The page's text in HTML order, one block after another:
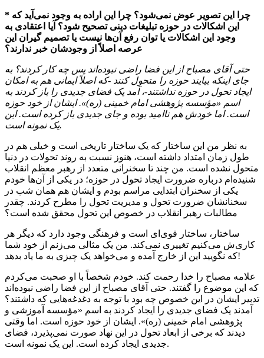
* چرا این تصویر عوض نمی‌شود؟ چرا این اراده به وجود نمی‌آید که
این اشکالات در حوزه تبلیغات دینی تصحیح شود؟ آیا اعتقادی به
وجود این اشکالات یا توان رفع آن‌ها نیست یا تصمیم گیران این
عرصه اصلاً از وجودشان خبر ندارند؟
حتی آقای مصباح از این فضا راضی نبوده‌اند پس چه کار کردند؟ به
جای اینکه بیایند حوزه را متحول کنند -که اصلاً ایمانی هم به امکان
ایجاد تحول در حوزه نداشتند-، آمد یک فضای جدیدی را باز کردند به
اسم «مؤسسه پژوهشی امام خمینی (ره)». ایشان از خود حوزه
است. اما خودش هم ناامید بوده و جای جدیدی باز کرده است. این
یک نمونه است.
به نظر من این ساختار که یک ساختار تاریخی است و خیلی هم در
طول زمان امتداد داشته است، هنوز نسبت به روند تحولات در دنیا
متحول نشده است. من چند تا سخنرانی متعدد از رهبر معظم انقلاب
شنیده‌ام درباره ضرورت ایجاد تحول در حوزه؛ در یکی از آن‌ها خودم
یکی از سخنران ابتدایی مراسم بودم و ایشان هم همان شب در
سخنانشان ضرورت تحول و مدیریت تحول را مطرح کردند. چقدر
مطالبات رهبر انقلاب در خصوص این تحول محقق شده است؟
ساختار، ساختار قوی‌ای است و فرهنگی وجود دارد که دیگر هر
کاری‌ش می‌کنیم تغییری نمی‌کند. من یک مثالی می‌زنم از خود شما
که نگویید این از خارج آمده و می‌خواهد یک چیزی به ما یاد بدهد!
علامه مصباح را خدا رحمت کند. خودم شخصاً با او صحبت می‌کردم
که این موضوع را گفتند. حتی آقای مصباح از این فضا راضی نبوده‌اند
تدبیر ایشان در این خصوص چه بود با توجه به دغدغه‌هایی که داشتند؟
آمدند یک فضای جدیدی را ایجاد کردند به اسم «مؤسسه آموزشی و
پژوهشی امام خمینی (ره)». ایشان از خود حوزه است. اما وقتی
دیدند که برخی از ابعاد تحول در این نهاد صورت نمی‌پذیرد، فضای
جدیدی ایجاد کرده است. این یک نمونه است.